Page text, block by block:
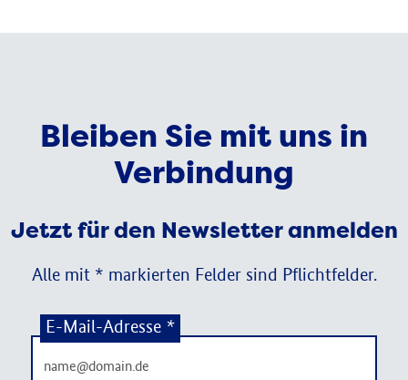
Bleiben Sie mit uns in
Verbindung
Jetzt für den Newsletter anmelden
Alle mit * markierten Felder sind Pflichtfelder.
E-Mail-Adresse *